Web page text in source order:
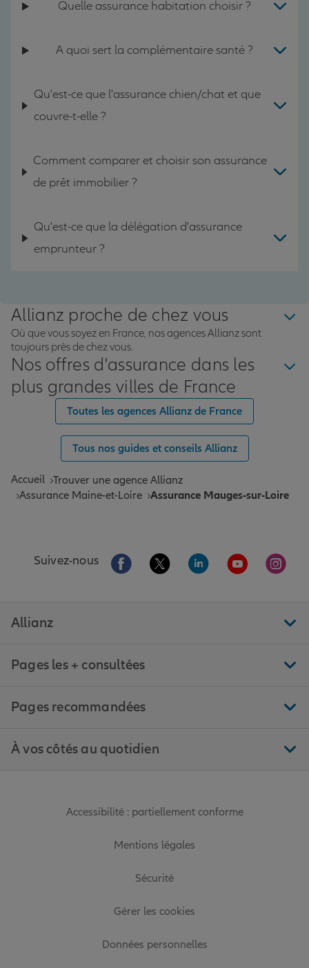
Quelle assurance habitation choisir ?
A quoi sert la complémentaire santé ?
Qu'est-ce que l'assurance chien/chat et que
couvre-t-elle ?
Comment comparer et choisir son assurance
de prêt immobilier ?
Qu'est-ce que la délégation d'assurance
emprunteur ?
Allianz proche de chez vous
Où que vous soyez en France, nos agences Allianz sont
toujours près de chez vous.
Nos offres d'assurance dans les
plus grandes villes de France
Toutes les agences Allianz de France
Tous nos guides et conseils Allianz
Accueil Trouver une agence Allianz
Assurance Maine-et-Loire Assurance Mauges-sur-Loire
Suivez-nous Aller sur la page Facebook de Allianz
Aller sur la page Twitter de
Aller sur la page
Aller sur la
Aller
Allianz
Pages les + consultées
Pages recommandées
À vos côtés au quotidien
Accessibilité : partiellement conforme
Mentions légales
Sécurité
Gérer les cookies
Données personnelles